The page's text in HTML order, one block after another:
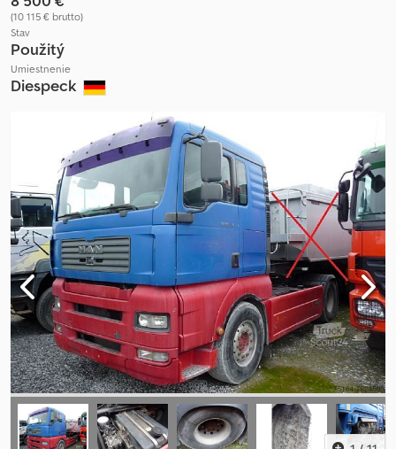
(10 115 € brutto)
Stav
Použitý
Umiestnenie
Diespeck